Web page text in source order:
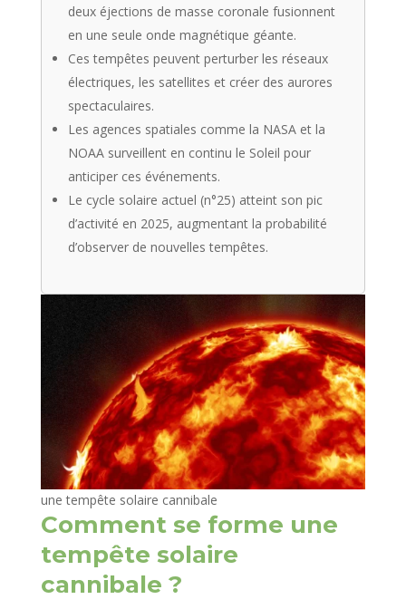
deux éjections de masse coronale fusionnent
en une seule onde magnétique géante.
Ces tempêtes peuvent perturber les réseaux
électriques, les satellites et créer des aurores
spectaculaires.
Les agences spatiales comme la NASA et la
NOAA surveillent en continu le Soleil pour
anticiper ces événements.
Le cycle solaire actuel (n°25) atteint son pic
d’activité en 2025, augmentant la probabilité
d’observer de nouvelles tempêtes.
une tempête solaire cannibale
Comment se forme une
tempête solaire
cannibale ?